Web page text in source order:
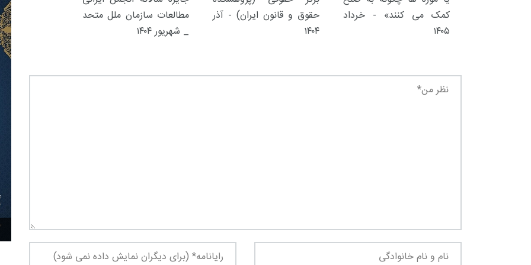
کمک می کنند» - خرداد
۱۴۰۵
حقوق و قانون ایران) - آذر
۱۴۰۴
مطالعات سازمان ملل متحد
_ شهریور ۱۴۰۴
۳۰ آذر ۱۴۰۴ ۳۰ آذر ۱۴۰۴